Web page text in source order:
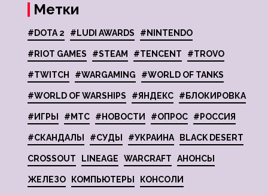
Метки
#DOTA 2 #LUDI AWARDS #NINTENDO
#RIOT GAMES #STEAM #TENCENT #TROVO
#TWITCH #WARGAMING #WORLD OF TANKS
#WORLD OF WARSHIPS #ЯНДЕКС #БЛОКИРОВКА
#ИГРЫ #МТС #НОВОСТИ #ОПРОС #РОССИЯ
#СКАНДАЛЫ #СУДЫ #УКРАИНА BLACK DESERT
CROSSOUT LINEAGE WARCRAFT АНОНСЫ
ЖЕЛЕЗО КОМПЬЮТЕРЫ КОНСОЛИ